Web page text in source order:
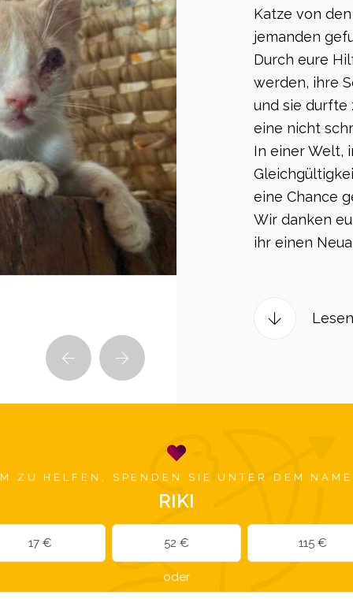
Katze von
jemanden
Durch eure
werden, ihre
und sie durfte
eine nicht
In einer Welt,
eine Chance
Wir danken
ihr einen
ZU HELFEN, SPENDEN SIE UNTER DEM
RIKI
17 € 52 € 115 €
oder